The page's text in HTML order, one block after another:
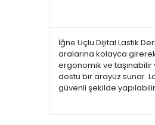
İğne Uçlu Dijital Lastik
aralarına kolayca
ergonomik ve taşınabilir
dostu bir arayüz sunar.
güvenli şekilde